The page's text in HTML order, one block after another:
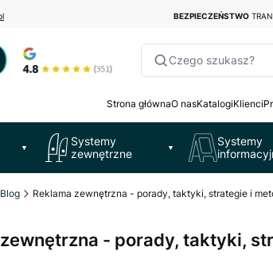
BEZPIECZEŃSTWO
Czego szukasz?
Strona głównaO nasKatalogiKlienci
▼
Systemy
zewnętrzne
▼
Systemy
Blog Reklama zewnętrzna - porady, taktyki, strategie i
- porady, taktyki,